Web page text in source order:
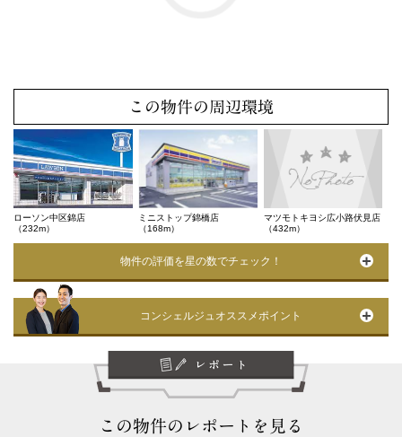
この物件の周辺環境
ローソン中区錦店
（232m）
ミニストップ錦橋店
（168m）
マツモトキヨシ広小路伏見店
（432m）
物件の評価を星の数でチェック！
コンシェルジュオススメポイント
この物件のレポートを見る